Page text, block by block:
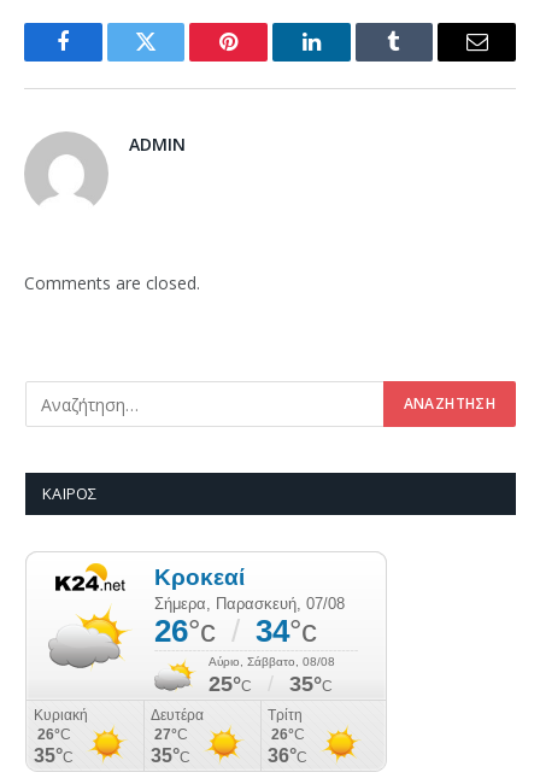
FacebookTwitter Pinterest LinkedInTumblr Email
ADMIN
Comments are closed.
ΚΑΙΡΌΣ